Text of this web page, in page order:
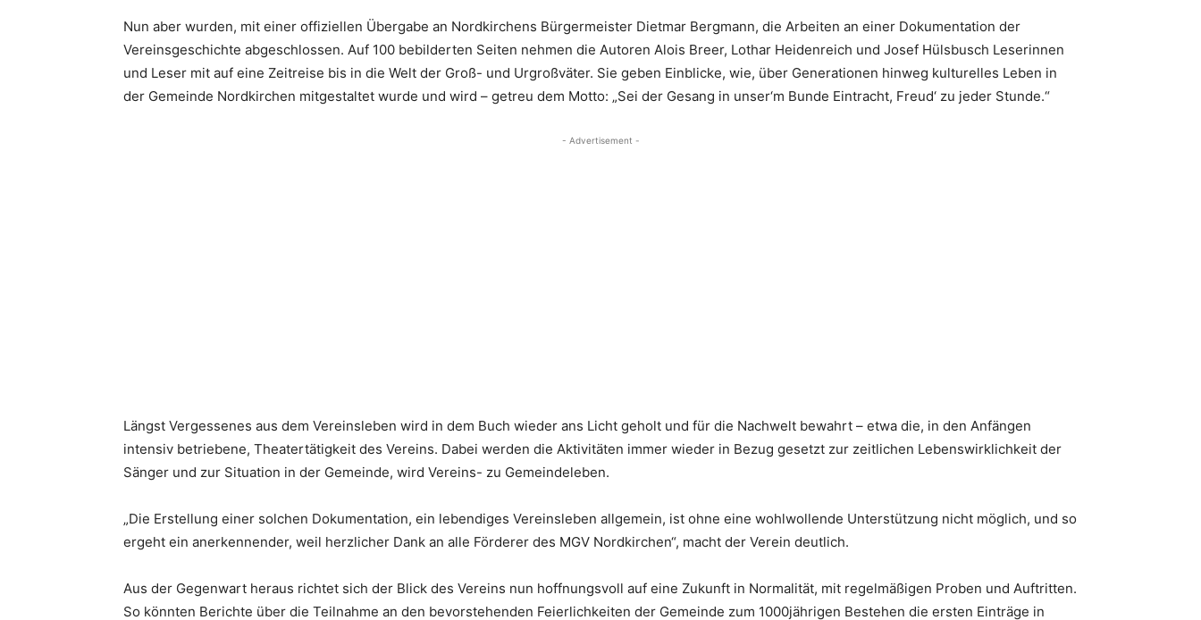
Nun aber wurden, mit einer offiziellen Übergabe an Nordkirchens Bürgermeister Dietmar Bergmann, die Arbeiten an einer Dokumentation der
Vereinsgeschichte abgeschlossen. Auf 100 bebilderten Seiten nehmen die Autoren Alois Breer, Lothar Heidenreich und Josef Hülsbusch Leserinnen
und Leser mit auf eine Zeitreise bis in die Welt der Groß- und Urgroßväter. Sie geben Einblicke, wie, über Generationen hinweg kulturelles Leben in
der Gemeinde Nordkirchen mitgestaltet wurde und wird – getreu dem Motto: „Sei der Gesang in unser‘m Bunde Eintracht, Freud‘ zu jeder Stunde.“
- Advertisement -
Längst Vergessenes aus dem Vereinsleben wird in dem Buch wieder ans Licht geholt und für die Nachwelt bewahrt – etwa die, in den Anfängen
intensiv betriebene, Theatertätigkeit des Vereins. Dabei werden die Aktivitäten immer wieder in Bezug gesetzt zur zeitlichen Lebenswirklichkeit der
Sänger und zur Situation in der Gemeinde, wird Vereins- zu Gemeindeleben.
„Die Erstellung einer solchen Dokumentation, ein lebendiges Vereinsleben allgemein, ist ohne eine wohlwollende Unterstützung nicht möglich, und so
ergeht ein anerkennender, weil herzlicher Dank an alle Förderer des MGV Nordkirchen“, macht der Verein deutlich.
Aus der Gegenwart heraus richtet sich der Blick des Vereins nun hoffnungsvoll auf eine Zukunft in Normalität, mit regelmäßigen Proben und Auftritten.
So könnten Berichte über die Teilnahme an den bevorstehenden Feierlichkeiten der Gemeinde zum 1000jährigen Bestehen die ersten Einträge in